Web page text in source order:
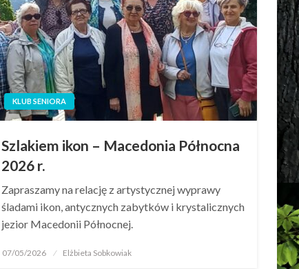
KLUB SENIORA
Szlakiem ikon – Macedonia Północna
2026 r.
Zapraszamy na relację z artystycznej wyprawy
śladami ikon, antycznych zabytków i krystalicznych
jezior Macedonii Północnej.
07/05/2026 Elżbieta Sobkowiak